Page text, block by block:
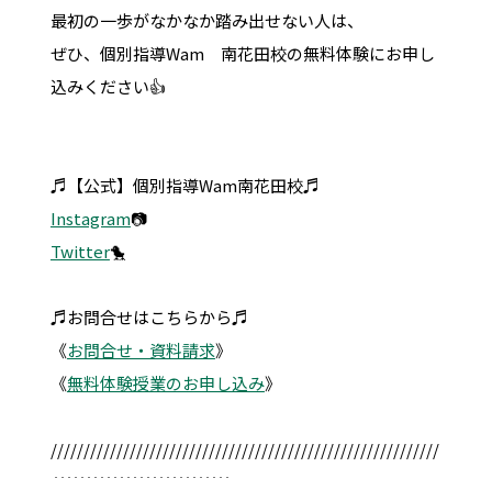
最初の一歩がなかなか踏み出せない人は、
ぜひ、個別指導Wam 南花田校の無料体験にお申し
込みください👍
♬【公式】個別指導Wam南花田校♬
Instagram📷
Twitter🐤
♬お問合せはこちらから♬
《お問合せ・資料請求》
《無料体験授業のお申し込み》
///////////////////////////////////////////////////////////